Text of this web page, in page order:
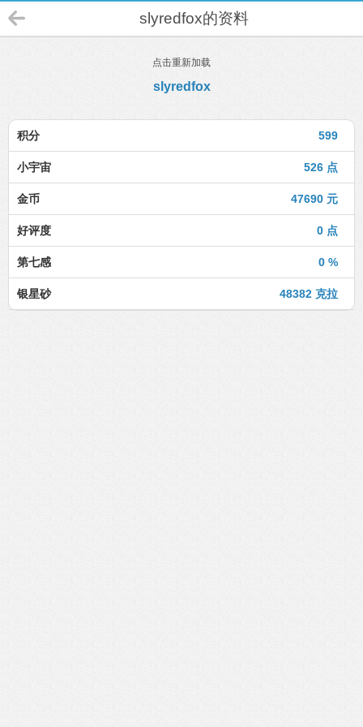
slyredfox的资料
点击重新加载
slyredfox
599
积分
526 点
小宇宙
47690 元
金币
0 点
好评度
0 %
第七感
48382 克拉
银星砂